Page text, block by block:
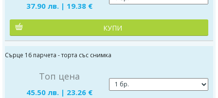
37.90 лв. | 19.38 €
КУПИ
Сърце 16 парчета - торта със снимка
Топ цена
45.50 лв. | 23.26 €